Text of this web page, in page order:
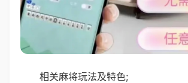
相关麻将玩法及特色;